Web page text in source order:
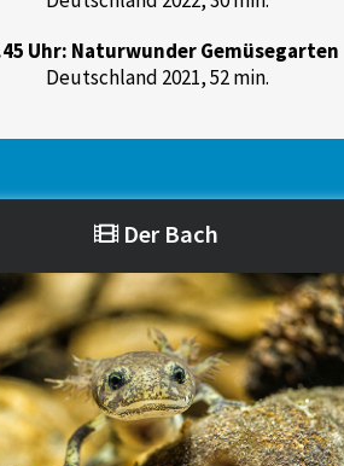
Uhr: Naturwunder Gemüsegarten
Deutschland 2021, 52 min.
Der Bach